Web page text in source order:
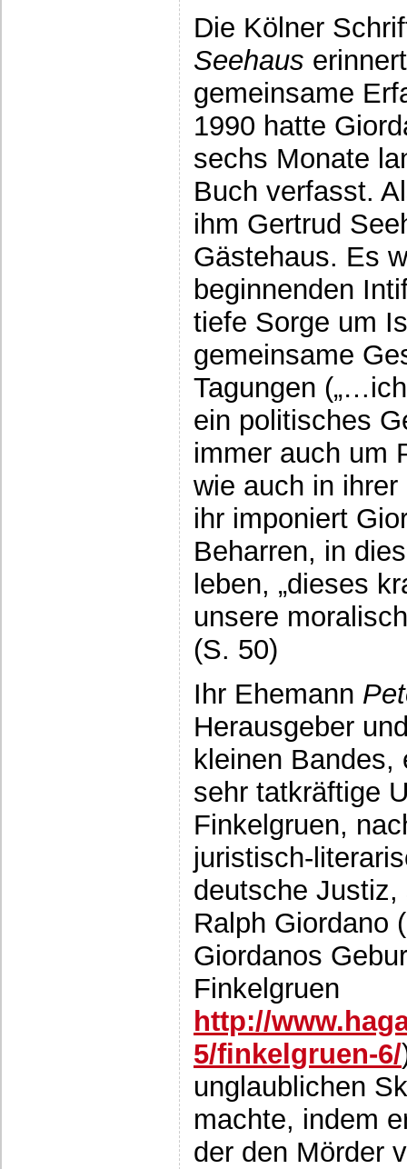
Die Kölner
Seehaus
gemeinsame
1990 hatte
sechs Monate
Buch verfasst.
ihm Gertrud
Gästehaus. Es
beginnenden
tiefe Sorge um
gemeinsame
Tagungen
ein politisches
immer auch um
wie auch in
ihr imponiert
Beharren, in
leben, „dieses
unsere
(S. 50)
Ihr Ehemann
Herausgeber
kleinen Bandes,
sehr tatkräftige
Finkelgruen,
juristisch-
deutsche
Ralph Giordano
Giordanos
Finkelgruen
http://
5/finkelgruen-6/
unglaublichen
machte, indem
der den Mörder